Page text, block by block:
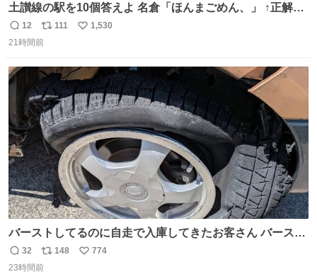
土讃線の駅を10個答えよ 名倉「ほんまごめん、」 ↑正解
（御免駅）
返
信
12
リ
ポ
ト
数
111
い
数
1,530
21時間前
バーストしてるのに自走で入庫してきたお客さん バースト
したならその場で動かないで助け呼んで下さい😰 保険にロ
ードサービス付いてて金銭負担も無いんですから これで走
返
信
32
リ
ポ
148
い
774
23時間前